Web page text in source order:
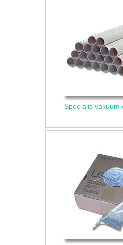
Speciális vákuum